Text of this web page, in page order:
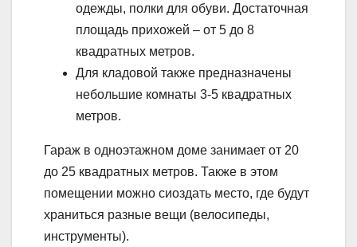
одежды, полки для обуви. Достаточная
площадь прихожей – от 5 до 8
квадратных метров.
Для кладовой также предназначены
небольшие комнаты 3-5 квадратных
метров.
Гараж в одноэтажном доме занимает от 20
до 25 квадратных метров. Также в этом
помещении можно сиоздать место, где будут
храниться разные вещи (велосипеды,
инструменты).